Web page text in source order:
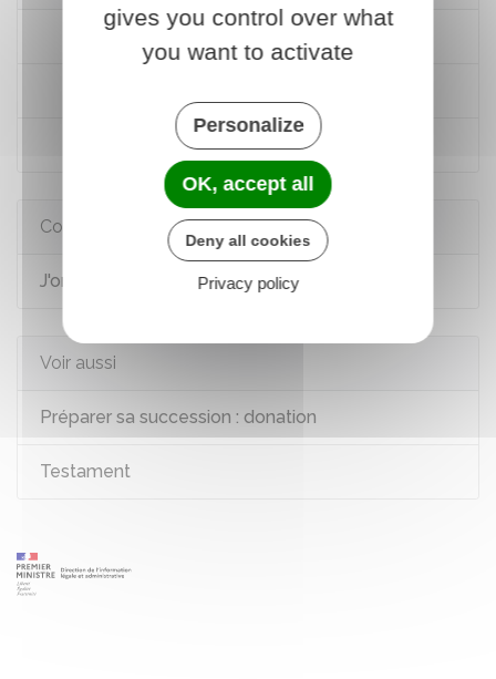
Code civil : articles 1048 à 1056
Code civil : articles 931 à 952
Comment faire si...
J'organise ma succession
Voir aussi
Préparer sa succession : donation
Testament
gives you control over what
you want to activate
Personalize
OK, accept all
Deny all cookies
Privacy policy